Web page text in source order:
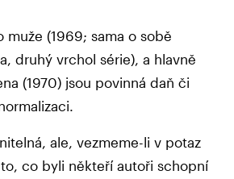
muže (1969; sama o sobě
druhý vrchol série), a hlavně
(1970) jsou povinná daň či
ale, vezmeme-li v potaz
co byli někteří autoři schopní